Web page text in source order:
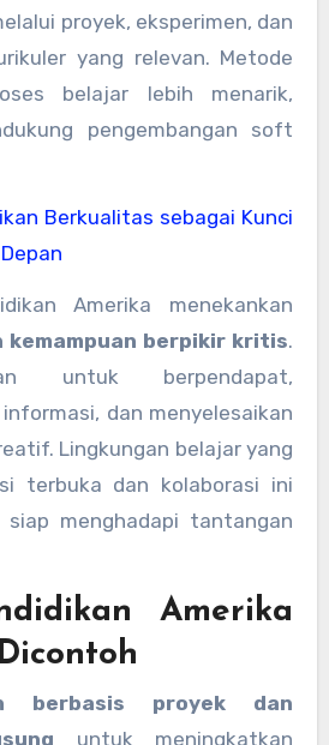
proyek, eksperimen, dan
yang relevan. Metode
belajar lebih menarik,
pengembangan soft
Berkualitas sebagai Kunci
Amerika menekankan
kemampuan berpikir kritis.
untuk berpendapat,
dan menyelesaikan
Lingkungan belajar yang
terbuka dan kolaborasi ini
menghadapi tantangan
Amerika
untuk meningkatkan